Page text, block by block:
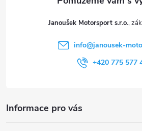
Janoušek Motorsport s.r.o.
info@janousek-
+420 775 577
Informace pro vás